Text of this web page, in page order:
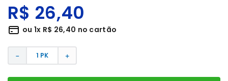
R$ 26,40
ou 1x R$ 26,40 no cartão
＋
－